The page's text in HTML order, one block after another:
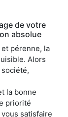
de votre
absolue
pérenne, la
Alors
la bonne
priorité
satisfaire